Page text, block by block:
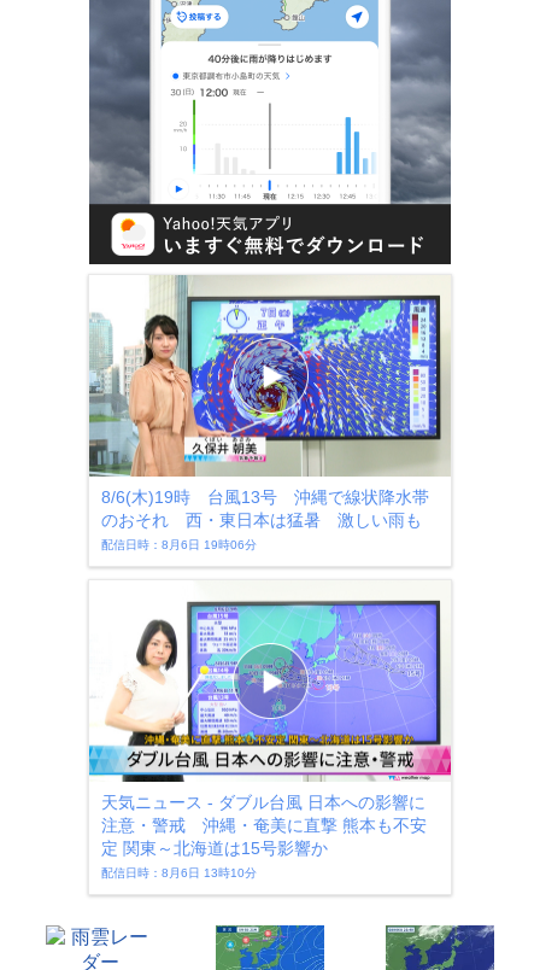
8/6(木)19時 台風13号 沖縄で線状降水帯
のおそれ 西・東日本は猛暑 激しい雨も
配信日時：8月6日 19時06分
天気ニュース - ダブル台風 日本への影響に
注意・警戒 沖縄・奄美に直撃 熊本も不安
定 関東～北海道は15号影響か
配信日時：8月6日 13時10分